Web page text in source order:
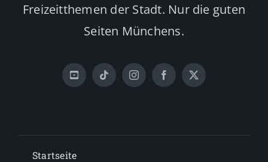
Freizeitthemen der Stadt. Nur die guten
Seiten Münchens.
Startseite